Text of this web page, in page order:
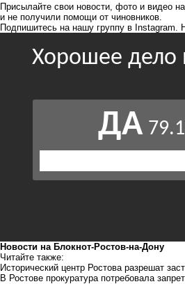
Присылайте свои новости, фото и видео
и не получили помощи от чиновников.
Подпишитесь на нашу группу в Instagram .
Новости на Блoкнoт-Ростов-на-Дону
Читайте также:
Исторический центр Ростова разрешат
В Ростове прокуратура потребовала